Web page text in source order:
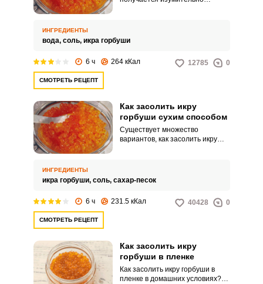
деликатесов.
ИНГРЕДИЕНТЫ
вода, соль, икра горбуши
6 ч 264 кКал 12785 0
СМОТРЕТЬ РЕЦЕПТ
Как засолить икру
горбуши сухим способом
Существует множество
вариантов, как засолить икру
так и хочется поскорее
приготовить из нее какое-нибудь
ИНГРЕДИЕНТЫ
икра горбуши, соль, сахар-песок
6 ч 231.5 кКал 40428 0
СМОТРЕТЬ РЕЦЕПТ
Как засолить икру
горбуши в пленке
Как засолить икру горбуши в
пленке в домашних условиях?